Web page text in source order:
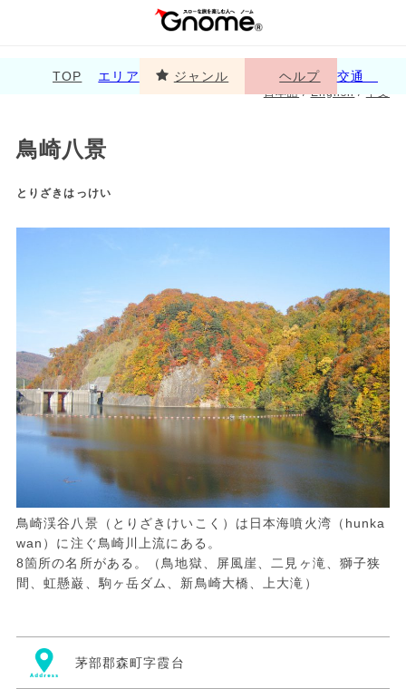
TOP エリア ジャンル ヘルプ 交通
日本語/English / 中文
鳥崎八景
とりざきはっけい
鳥崎渓谷八景（とりざきけいこく）は日本海噴火湾（hunka
wan）に注ぐ鳥崎川上流にある。
8箇所の名所がある。（鳥地獄、屏風崖、二見ヶ滝、獅子狭
間、虹懸巌、駒ヶ岳ダム、新鳥崎大橋、上大滝）
茅部郡森町字霞台